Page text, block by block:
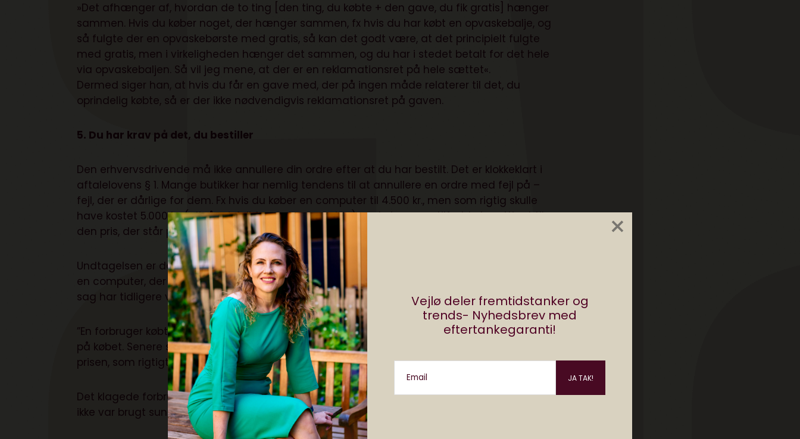
Vejlø deler fremtidstanker og
trends- Nyhedsbrev med
eftertankegaranti!
Email
×
»Det afhænger af, hvordan de to ting [den ting, du købte + den gave, du fik gratis] hænger
sammen. Hvis du køber noget, der hænger sammen, fx hvis du har købt en opvaskebalje, og
så fulgte der en opvaskebørste med gratis, så kan det godt være, at det principielt fulgte
med gratis, men i virkeligheden hænger det sammen, og du har i stedet betalt for det hele
via opvaskebaljen. Så vil jeg mene, at der er en reklamationsret på hele sættet«.
Dermed siger han, at hvis du får en gave med, der på ingen måde relaterer til det, du
oprindelig købte, så er der ikke nødvendigvis reklamationsret på gaven.
5. Du har krav på det, du bestiller
Den erhvervsdrivende må ikke annullere din ordre efter at du har bestilt. Det er klokkeklart i
aftalelovens § 1. Mange butikker har nemlig tendens til at annullere en ordre med fejl på –
fejl, der er dårlige for dem. Fx hvis du køber en computer til 4.500 kr., men som rigtig skulle
have kostet 5.000 kr. (altså prisfejl fra sælgernes side), er du i mange tilfælde berettiget til
den pris, der står på din ordrebekræftelse.
Undtagelsen er dog, at du skal bruge sund fornuft. Du vil fx muligvis ikke være berettiget til
en computer, der ved en fejl er sat til 200 kr., men som oprigtig koster 2.000 kr. En lignende
sag har tidligere været indbragt forForbrugerstyrelsen:
”En forbruger købte fem grafikkort à 504 kr. på internettet og modtog en ordrebekræftelse
på købet. Senere samme dag annullerede den erhvervsdrivende ordren på grund af fejl i
prisen, som rigtigt skulle have været angivet til 7.845 kr. per grafikkort.”
Det klagede forbrugeren over til Forbrugerklagenævnet, men klagenævnet var enig i, at der
ikke var brugt sund fornuft, og derfor endte sagen med fordel til butikken.